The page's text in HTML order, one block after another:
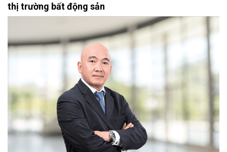
thị trường bất động sản